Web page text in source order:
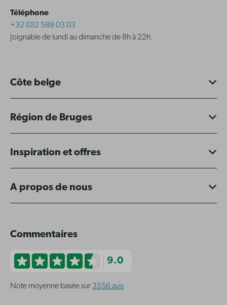
Téléphone
+32 (0)2 588 03 03
Joignable de lundi au dimanche de 8h à 22h.
Côte belge
Région de Bruges
Inspiration et offres
A propos de nous
Commentaires
9.0
Note moyenne basée sur 3556 avis